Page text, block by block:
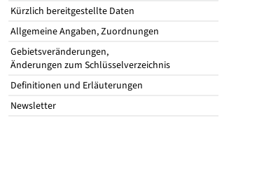
Kürzlich bereitgestellte Daten
Allgemeine Angaben, Zuordnungen
Gebietsveränderungen,
Änderungen zum Schlüsselverzeichnis
Definitionen und Erläuterungen
Newsletter